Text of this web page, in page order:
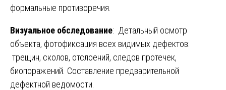
формальные противоречия.
Визуальное обследование: Детальный осмотр
объекта, фотофиксация всех видимых дефектов:
трещин, сколов, отслоений, следов протечек,
биопоражений. Составление предварительной
дефектной ведомости.